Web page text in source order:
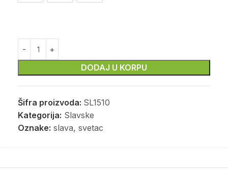
DODAJ U KORPU
Šifra proizvoda: SL1510
Kategorija: Slavske
Oznake: slava, svetac